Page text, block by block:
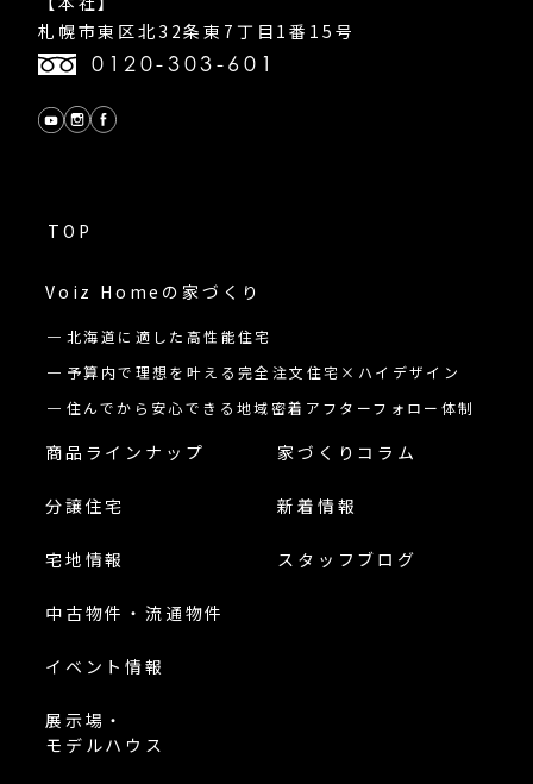
札幌市東区北32条東7丁目1番15号
0120-303-601
TOP
Voiz Homeの 家づくり
北海道に適した高性能住宅
予算内で理想を叶える完全注文住宅×ハイデザイン
住んでから安心できる地域密着アフターフォロー体制
商品ラインナップ
分譲住宅
宅地情報
中古物件・流通物件
イベント情報
展示場・
モデルハウス
家づくりコラム
新着情報
スタッフブログ